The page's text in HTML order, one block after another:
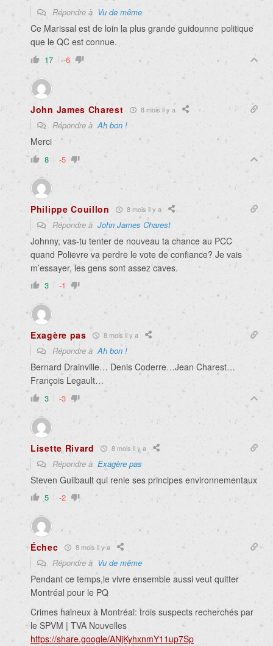
Répondre à Vu de même
Ce Marissal est de loin la plus grande guidounne politique
que le QC est connue.
17 -6
John James Charest 8 mois il y a
Répondre àAh bon !
Merci
8 -5
Philippe Couillon 8 mois il y a
Répondre à John James Charest
Johnny, vas-tu tenter de nouveau ta chance au PCC
quand Polievre va perdre le vote de confiance? Je vais
m’essayer, les gens sont assez caves.
3 -1
Exagère pas 8 mois il y a
Répondre àAh bon !
Bernard Drainville… Denis Coderre…Jean Charest…
François Legault…
3 -3
Lisette Rivard 8 mois il y a
Répondre à Exagère pas
Steven Guilbault qui renie ses principes environnementaux
5 -2
Échec 8 mois il y a
Répondre à Vu de même
Pendant ce temps,le vivre ensemble aussi veut quitter
Montréal pour le PQ
Crimes haineux à Montréal: trois suspects recherchés par
le SPVM | TVA Nouvelles
https://share.google/ANjKyhxnmY11up7Sp